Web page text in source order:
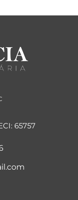
65757